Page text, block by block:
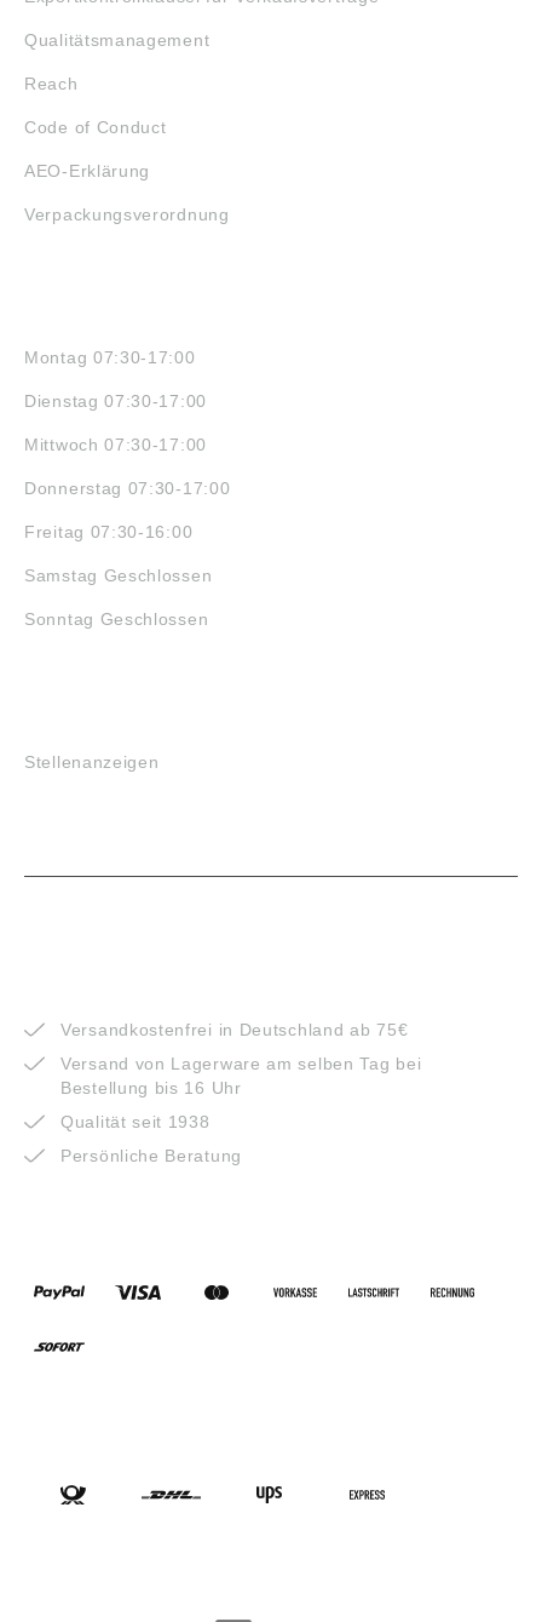
Qualitätsmanagement
Reach
Code of Conduct
AEO-Erklärung
Verpackungsverordnung
Montag 07:30-17:00
Dienstag 07:30-17:00
Mittwoch 07:30-17:00
Donnerstag 07:30-17:00
Freitag 07:30-16:00
Samstag Geschlossen
Sonntag Geschlossen
Stellenanzeigen
Versandkostenfrei in Deutschland ab 75€
Versand von Lagerware am selben Tag bei
Bestellung bis 16 Uhr
Qualität seit 1938
Persönliche Beratung